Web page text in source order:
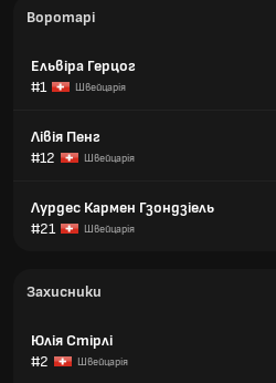
Воротарі
Ельвіра Герцог
#1
Швейцарія
Лівія Пенг
#12
Швейцарія
Лурдес Кармен Гзондзіель
#21
Швейцарія
Захисники
Юлія Стірлі
#2
Швейцарія